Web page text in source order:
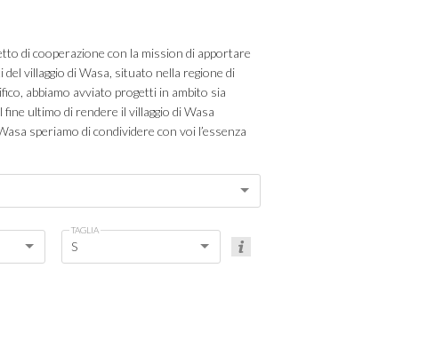
di cooperazione con la mission di apportare
villaggio di Wasa, situato nella regione di
abbiamo avviato progetti in ambito sia
ultimo di rendere il villaggio di Wasa
speriamo di condividere con voi l’essenza
TAGLIA
S